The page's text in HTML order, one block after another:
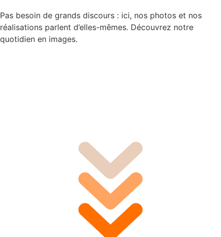
Pas besoin de grands discours : ici, nos photos et nos
réalisations parlent d’elles-mêmes. Découvrez notre
quotidien en images.